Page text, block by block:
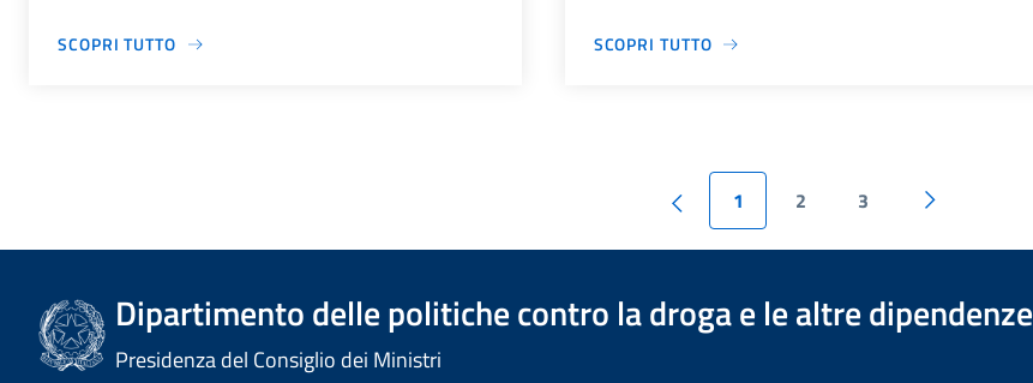
SCOPRI TUTTO SCOPRI TUTTO
1 2 3
Dipartimento delle politiche contro la droga e le altre dipendenze
Presidenza del Consiglio dei Ministri